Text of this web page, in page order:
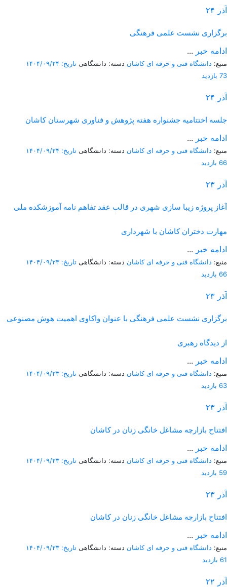
۲۴ آذر
برگزاری نشست علمی فرهنگی
... ادامه خبر
منبع: دانشگاه فنی و حرفه ای کاشان دسته: دانشگاهی تاریخ: ۱۴۰۴/۰۹/۲۴
73 بازدید
۲۴ آذر
جلسه اختتامیه جشنواره هفته پژوهش و فناوری شهرستان کاشان
... ادامه خبر
منبع: دانشگاه فنی و حرفه ای کاشان دسته: دانشگاهی تاریخ: ۱۴۰۴/۰۹/۲۴
66 بازدید
۲۳ آذر
آغاز پروژه زیبا سازی شهری در قالب عقد تفاهم نامه آموزشکده ملی
مهارت دختران کاشان با شهرداری
... ادامه خبر
منبع: دانشگاه فنی و حرفه ای کاشان دسته: دانشگاهی تاریخ: ۱۴۰۴/۰۹/۲۳
66 بازدید
۲۳ آذر
برگزاری نشست علمی فرهنگی با عنوان واکاوی اهمیت هوش مصنوعی
از دیدگاه رهبری
... ادامه خبر
منبع: دانشگاه فنی و حرفه ای کاشان دسته: دانشگاهی تاریخ: ۱۴۰۴/۰۹/۲۳
63 بازدید
۲۳ آذر
افتتاح بازارچه مشاغل خانگی زنان در کاشان
... ادامه خبر
منبع: دانشگاه فنی و حرفه ای کاشان دسته: دانشگاهی تاریخ: ۱۴۰۴/۰۹/۲۳
59 بازدید
۲۳ آذر
افتتاح بازارچه مشاغل خانگی زنان در کاشان
... ادامه خبر
منبع: دانشگاه فنی و حرفه ای کاشان دسته: دانشگاهی تاریخ: ۱۴۰۴/۰۹/۲۳
61 بازدید
۲۲ آذر